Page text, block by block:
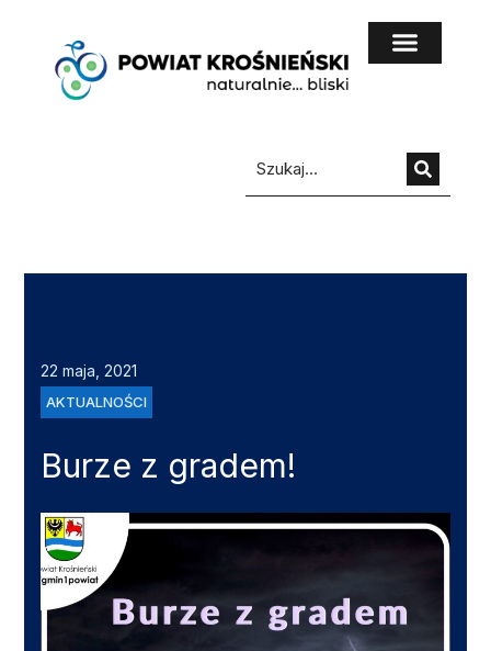
22 maja, 2021
AKTUALNOŚCI
Burze z gradem!